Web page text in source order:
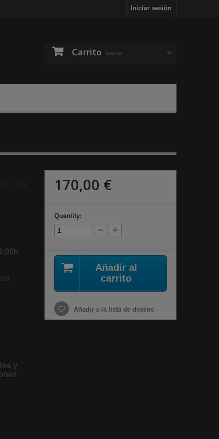
Iniciar sesión
Carrito vacío
y
170,00 €
Quantity:
Añadir al
carrito
Añadir a la lista de deseos